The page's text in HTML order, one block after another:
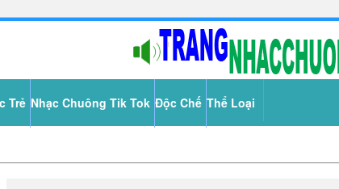
Trẻ Nhạc Chuông Tik Tok Độc Chế Thể Loại